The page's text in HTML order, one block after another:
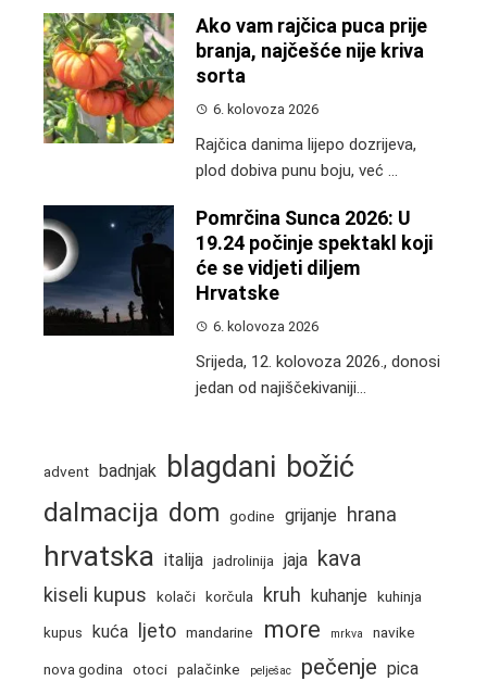
Ako vam rajčica puca prije
branja, najčešće nije kriva
sorta
6. kolovoza 2026
Rajčica danima lijepo dozrijeva,
plod dobiva punu boju, već ...
Pomrčina Sunca 2026: U
19.24 počinje spektakl koji
će se vidjeti diljem
Hrvatske
6. kolovoza 2026
Srijeda, 12. kolovoza 2026., donosi
jedan od najiščekivaniji...
advent badnjak blagdani božić
dalmacija dom godine grijanje hrana
hrvatska italija jadrolinija jaja kava
kiseli kupus kolači korčula kruh kuhanje kuhinja
kupus kuća ljeto mandarine more mrkva navike
nova godina otoci palačinke pelješac pečenje pica